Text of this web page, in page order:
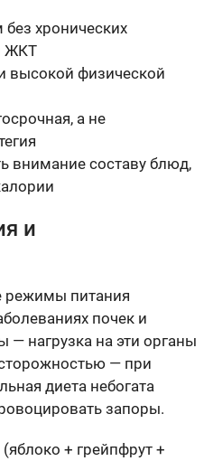
хронических
ЖКТ
высокой физической
а не
внимание составу блюд,
и
питания
почек и
нагрузка на эти органы
— при
диета небогата
запоры.
+ грейпфрут +